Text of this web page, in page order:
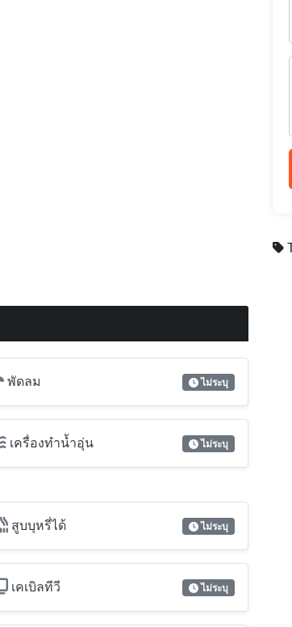
พัดลม ไม่ระบุ
เครื่องทำน้ำอุ่น ไม่ระบุ
สูบบุหรี่ได้ ไม่ระบุ
เคเบิลทีวี ไม่ระบุ